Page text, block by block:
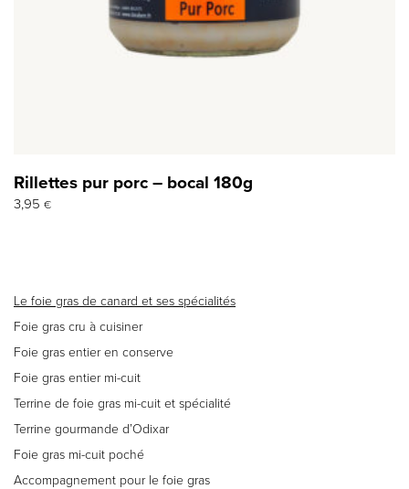
Rillettes pur porc – bocal 180g
3,95 €
Le foie gras de canard et ses spécialités
Foie gras cru à cuisiner
Foie gras entier en conserve
Foie gras entier mi-cuit
Terrine de foie gras mi-cuit et spécialité
Terrine gourmande d’Odixar
Foie gras mi-cuit poché
Accompagnement pour le foie gras